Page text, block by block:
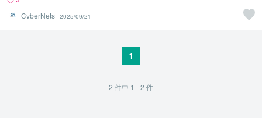
CyberNets 2025/09/21
1
2 件中 1 - 2 件